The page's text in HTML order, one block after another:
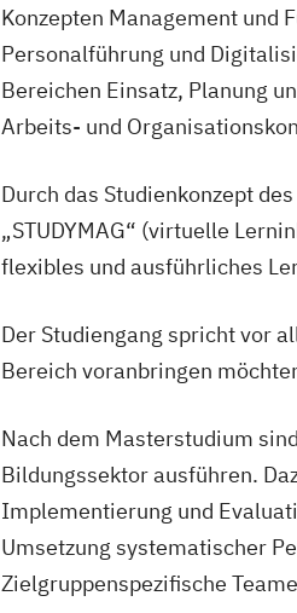
Konzepten Management und
Personalführung und
Bereichen Einsatz, Planung
Arbeits- und
Durch das Studienkonzept
„STUDYMAG“ (virtuelle
flexibles und ausführliches
Der Studiengang spricht vor
Bereich voranbringen
Nach dem Masterstudium
Bildungssektor ausführen.
Implementierung und
Umsetzung systematischer
Zielgruppenspezifische